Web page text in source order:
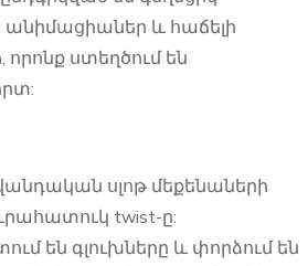
և հաճելի
որոնք ստեղծում են
սլոթ մեքենաների
twist-ը:
են գլուխները և փորձում են